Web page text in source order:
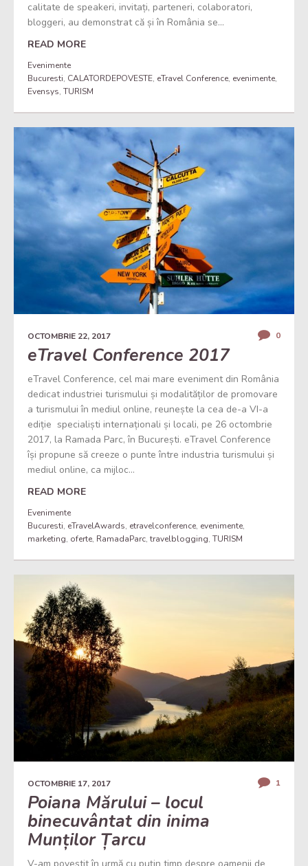
calitate de speakeri, invitați, parteneri, colaboratori,
bloggeri, au demonstrat că și în România se...
READ MORE
Evenimente
Bucuresti, CALATORDEPOVESTE, eTravel Conference, evenimente,
Evensys, TURISM
OCTOMBRIE 22, 2017 0
eTravel Conference 2017
eTravel Conference, cel mai mare eveniment din România
dedicat industriei turismului și modalităților de promovare
a turismului în mediul online, reunește la cea de-a VI-a
ediție specialiști internaționali și locali, pe 26 octombrie
2017, la Ramada Parc, în București. eTravel Conference
își propune să creeze o punte între industria turismului și
mediul online, ca mijloc...
READ MORE
Evenimente
Bucuresti, eTravelAwards, etravelconference, evenimente,
marketing, oferte, RamadaParc, travelblogging, TURISM
OCTOMBRIE 17, 2017 1
Poiana Mărului – locul
binecuvântat din inima
Munților Țarcu